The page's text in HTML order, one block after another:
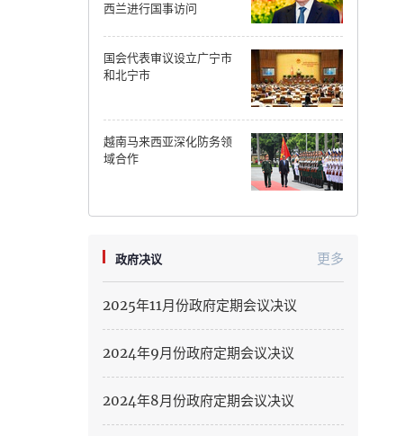
Dak Lak
Dong Nai
Gia Lai
Ho Chi Minh
Hai Phong
Lai Chau
西兰进行国事访问
国会代表审议设立广宁市
和北宁市
越南马来西亚深化防务领
域合作
政府决议 更多
2025年11月份政府定期会议决议
2024年9月份政府定期会议决议
2024年8月份政府定期会议决议